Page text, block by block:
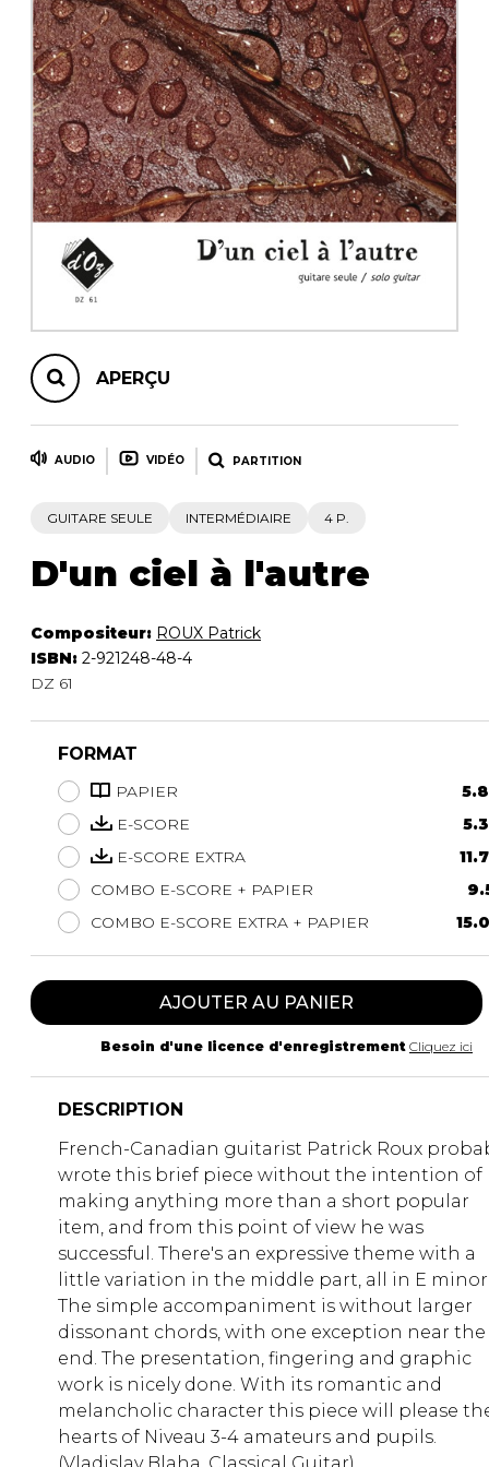
AUTRES PRODUITS
APERÇU
AUDIO VIDÉO PARTITION
GUITARE SEULE INTERMÉDIAIRE 4 P.
D'un ciel à l'autre
Compositeur: ROUX Patrick
ISBN: 2-921248-48-4
DZ 61
FORMAT
PAPIER
E-SCORE
E-SCORE EXTRA
COMBO E-SCORE + PAPIER
COMBO E-SCORE EXTRA + PAPIER
AJOUTER AU PANIER
Besoin d'une licence d'enregistrement Cliquez ici
DESCRIPTION
French-Canadian guitarist Patrick Roux
wrote this brief piece without the intention of
making anything more than a short popular
item, and from this point of view he was
successful. There's an expressive theme with a
little variation in the middle part, all in E
The simple accompaniment is without larger
dissonant chords, with one exception near the
end. The presentation, fingering and graphic
work is nicely done. With its romantic and
melancholic character this piece will please
hearts of Niveau 3-4 amateurs and pupils.
(Vladislav Blaha, Classical Guitar)